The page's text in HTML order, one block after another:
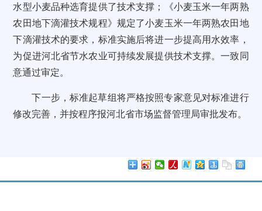
水型小麦品种选育提供了技术支撑；《小麦玉米一年两熟
农田地下滴灌技术规程》规定了小麦玉米一年两熟农田地
下滴灌技术的要求，标准实施后将进一步提高用水效率，
为促进河北省节水农业可持续发展提供技术支撑。一致同
意通过审定。
下一步，标准起草组将严格按照专家意见对标准进行
修改完善，并按程序报河北省市场监督管理局审批发布。